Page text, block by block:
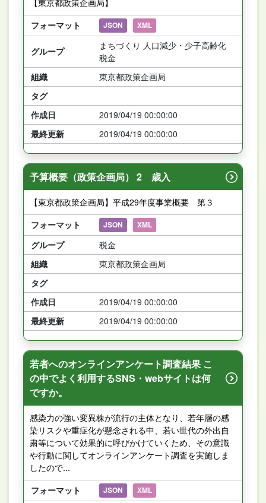
フォーマット
JSON XML
グループ
まちづくり 人口減少・少子高齢化
税金
組織
東京都政策企画局
タグ
作成日
2019/04/19 00:00:00
最終更新
2019/04/19 00:00:00
予算概要（政策企画局） 2 歳入
【東京都政策企画局】平成29年度事業概要 第３
フォーマット
JSON XML
グループ
税金
組織
東京都政策企画局
タグ
作成日
2019/04/19 00:00:00
最終更新
2019/04/19 00:00:00
若者へのオンラインアンケート調査結果 こ
の中でよく利用するSNS・webサイトは何
ですか。
感染力の強い変異株が流行の主体となり、若年層の感
染リスクや重症化が懸念される中、若い世代の外出自
粛等について効果的に呼びかけていくため、その意識
や行動に関してオンラインアンケート調査を実施しま
したので...
フォーマット
JSON XML